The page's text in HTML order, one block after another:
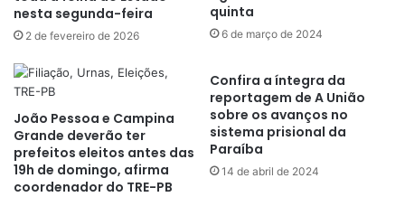
nesta segunda-feira
2 de fevereiro de 2026
quinta
6 de março de 2024
João Pessoa e Campina
Grande deverão ter
prefeitos eleitos antes das
19h de domingo, afirma
coordenador do TRE-PB
Confira a íntegra da
reportagem de A União
sobre os avanços no
sistema prisional da
Paraíba
14 de abril de 2024